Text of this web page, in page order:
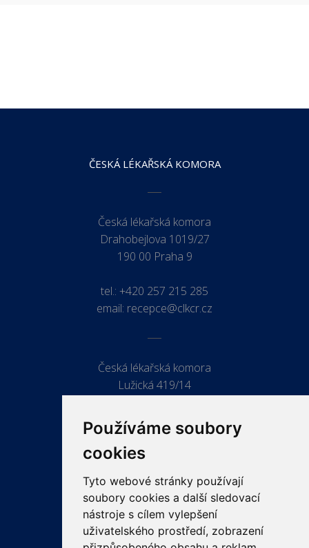
Používáme soubory
cookies
Tyto webové stránky používají
soubory cookies a další sledovací
nástroje s cílem vylepšení
uživatelského prostředí, zobrazení
ČESKÁ LÉKAŘSKÁ KOMORA
Česká lékařská komora
Drahobejlova 1019/27
190 00 Praha 9
tel.: +420 257 215 285
email: recepce@clkcr.cz
Česká lékařská komora
Lužická 419/14
ODKAZY
PRO LÉKAŘE
PRO VEŘEJNOST